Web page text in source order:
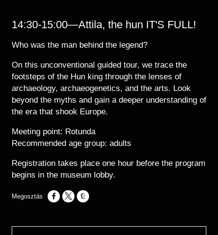
14:30-15:00—Attila, the hun IT'S FULL!
Who was the man behind the legend?
On this unconventional guided tour, we trace the
footsteps of the Hun king through the lenses of
archaeology, archaeogenetics, and the arts. Look
beyond the myths and gain a deeper understanding of
the era that shook Europe.
Meeting point: Rotunda
Recommended age group: adults
Registration takes place one hour before the program
begins in the museum lobby.
Opens in a new window
Opens in a new window
Opens in a new window